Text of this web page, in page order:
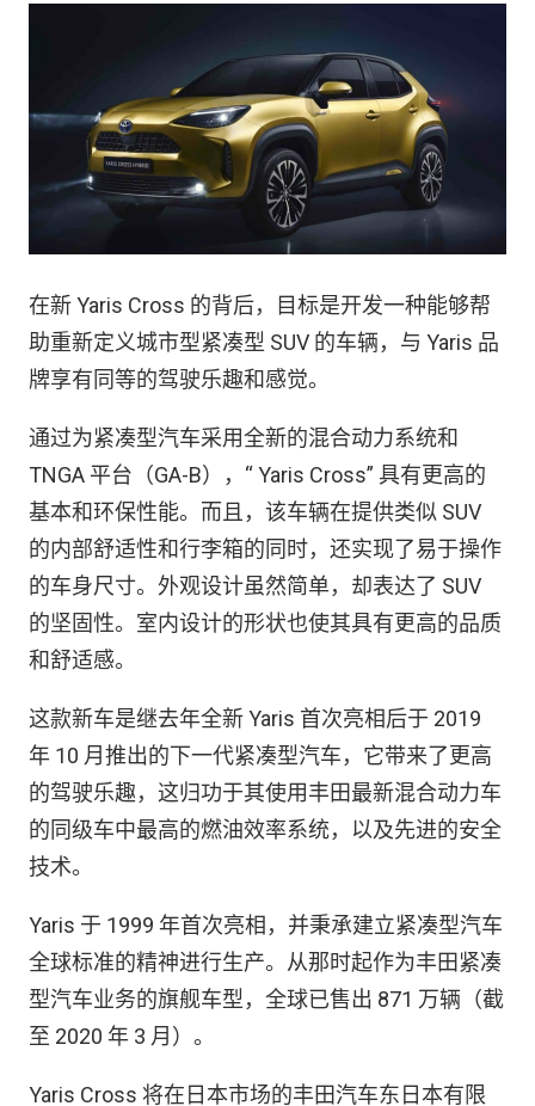
在新 Yaris Cross 的背后，目标是开发一种能够帮
助重新定义城市型紧凑型 SUV 的车辆，与 Yaris 品
牌享有同等的驾驶乐趣和感觉。
通过为紧凑型汽车采用全新的混合动力系统和
TNGA 平台（GA-B），“ Yaris Cross” 具有更高的
基本和环保性能。而且，该车辆在提供类似 SUV
的内部舒适性和行李箱的同时，还实现了易于操作
的车身尺寸。外观设计虽然简单，却表达了 SUV
的坚固性。室内设计的形状也使其具有更高的品质
和舒适感。
这款新车是继去年全新 Yaris 首次亮相后于 2019
年 10 月推出的下一代紧凑型汽车，它带来了更高
的驾驶乐趣，这归功于其使用丰田最新混合动力车
的同级车中最高的燃油效率系统，以及先进的安全
技术。
Yaris 于 1999 年首次亮相，并秉承建立紧凑型汽车
全球标准的精神进行生产。从那时起作为丰田紧凑
型汽车业务的旗舰车型，全球已售出 871 万辆（截
至 2020 年 3 月）。
Yaris Cross 将在日本市场的丰田汽车东日本有限